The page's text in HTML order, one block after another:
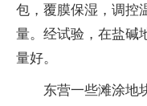
包，覆膜保湿，调控
量。经试验，在盐碱
量好。
东营一些滩涂